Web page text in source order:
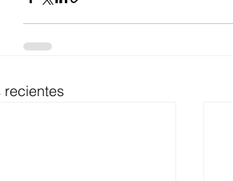
recientes